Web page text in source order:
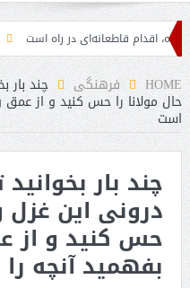
قاطعانه‌ای در راه است حمله
HOME فرهنگی چند بار
حال مولانا را حس کنید و از عمق
است
چند بار
درونی این غزل
حس کنید و از
بفهمید آنچه